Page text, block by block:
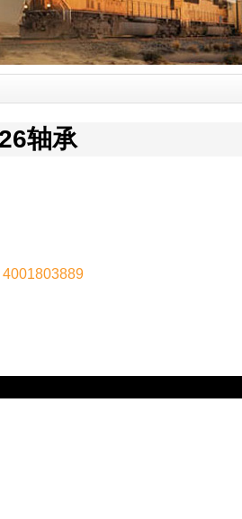
轴承